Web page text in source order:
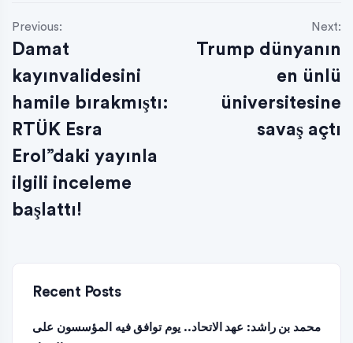
Previous:
Damat
kayınvalidesini
hamile bırakmıştı:
RTÜK Esra
Erol”daki yayınla
ilgili inceleme
başlattı!
Next:
Trump dünyanın
en ünlü
üniversitesine
savaş açtı
Recent Posts
محمد بن راشد: عهد الاتحاد.. يوم توافق فيه المؤسسون على